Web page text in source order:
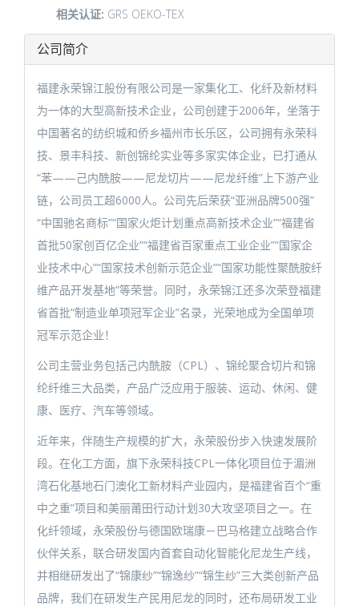
相关认证: GRS OEKO-TEX
公司简介
福建永荣锦江股份有限公司是一家集化工、化纤及新材料
为一体的大型高新技术企业，公司创建于2006年，坐落于
中国著名的纺织城和侨乡福州市长乐区，公司拥有永荣科
技、景丰科技、新创锦纶实业等多家实体企业，已打通从
“苯——己内酰胺——尼龙切片——尼龙纤维”上下游产业
链，公司员工超6000人。公司先后荣获“亚洲品牌500强”
“中国驰名商标”“国家火炬计划重点高新技术企业”“福建省
首批50家创百亿企业”“福建省百家重点工业企业”“国家企
业技术中心”“国家技术创新示范企业”“国家功能性聚酰胺纤
维产品开发基地”等荣誉。同时，永荣锦江还多次荣登福建
省首批“制造业单项冠军企业”名录，光荣地成为全国单项
冠军示范企业！
公司主营业务包括己内酰胺（CPL）、锦纶聚合切片和锦
纶纤维三大品类，产品广泛应用于服装、运动、休闲、健
康、医疗、汽车等领域。
近年来，伴随生产规模的扩大，永荣股份步入快速发展阶
段。在化工方面，旗下永荣科技CPL一体化项目位于湄洲
湾石化基地石门澳化工新材料产业园内，是福建省百个“重
中之重”项目和美丽莆田行动计划30大攻坚项目之一。在
化纤领域，永荣股份与德国欧瑞康－巴马格建立战略合作
伙伴关系，联合研发国内首套自动化智能化尼龙生产线，
并相继研发出了“锦康纱”“锦逸纱”“锦生纱”三大类创新产品
品牌，我们在研发生产民用尼龙的同时，还布局研发工业